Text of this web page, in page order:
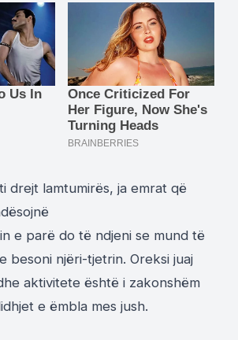
drejt lamtumirës, ja emrat që
e parë do të ndjeni se mund të
besoni njëri-tjetrin. Oreksi juaj
aktivitete është i zakonshëm
e ëmbla mes jush.